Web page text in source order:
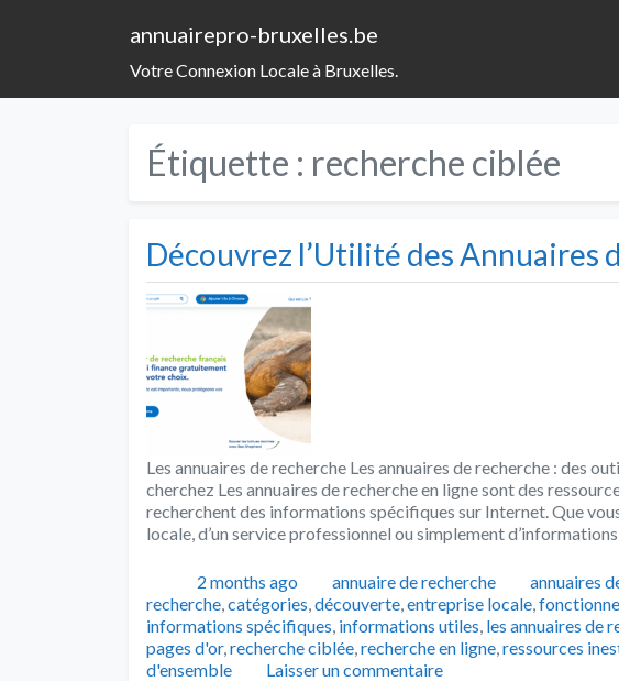
annuairepro-bruxelles.be
Votre Connexion Locale à Bruxelles.
Étiquette : recherche ciblée
Découvrez l’Utilité des Annuaires
Les annuaires de recherche Les annuaires de recherche : des
cherchez Les annuaires de recherche en ligne sont des
recherchent des informations spécifiques sur Internet. Que
locale, d’un service professionnel ou simplement
Publié2 months ago Catégories
annuaire de recherche Tags
annuaires
recherche,catégories,découverte,entreprise locale,
informations spécifiques, informations utiles, les annuaires de
pages d'or,recherche ciblée,recherche en ligne,ressources
d'ensemble
Laisser un commentaire